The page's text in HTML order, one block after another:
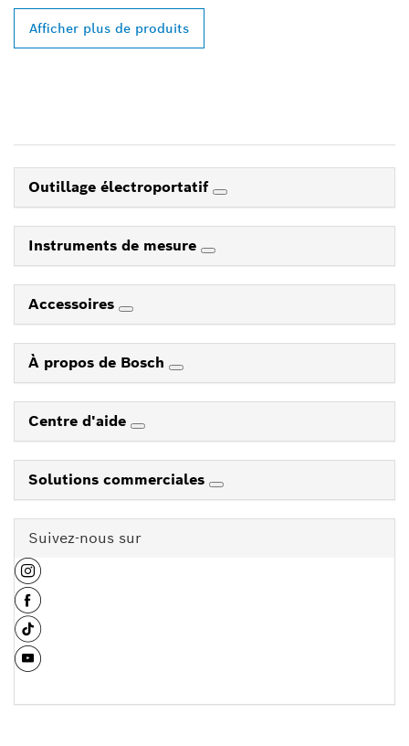
Afficher plus de produits
Outillage électroportatif
Instruments de mesure
Accessoires
À propos de Bosch
Centre d'aide
Solutions commerciales
Suivez-nous sur